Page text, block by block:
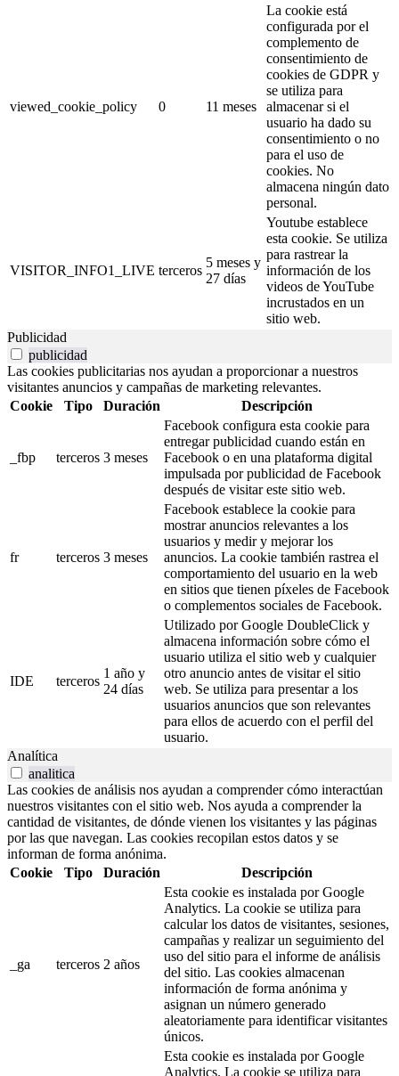
viewed_cookie_policy 0 11 meses
La cookie está
configurada por el
complemento de
consentimiento de
cookies de GDPR y
se utiliza para
almacenar si el
usuario ha dado su
consentimiento o no
para el uso de
cookies. No
almacena ningún dato
personal.
VISITOR_INFO1_LIVE terceros
5 meses y
27 días
Youtube establece
esta cookie. Se utiliza
para rastrear la
información de los
videos de YouTube
incrustados en un
sitio web.
Publicidad
publicidad
Las cookies publicitarias nos ayudan a proporcionar a nuestros
visitantes anuncios y campañas de marketing relevantes.
Cookie
Tipo Duración Descripción
_fbp terceros 3 meses
Facebook configura esta cookie para
entregar publicidad cuando están en
Facebook o en una plataforma digital
impulsada por publicidad de Facebook
después de visitar este sitio web.
fr terceros 3 meses
Facebook establece la cookie para
mostrar anuncios relevantes a los
usuarios y medir y mejorar los
anuncios. La cookie también rastrea el
comportamiento del usuario en la web
en sitios que tienen píxeles de Facebook
o complementos sociales de Facebook.
IDE terceros
1 año y
24 días
Utilizado por Google DoubleClick y
almacena información sobre cómo el
usuario utiliza el sitio web y cualquier
otro anuncio antes de visitar el sitio
web. Se utiliza para presentar a los
usuarios anuncios que son relevantes
para ellos de acuerdo con el perfil del
usuario.
Analítica
analitica
Las cookies de análisis nos ayudan a comprender cómo interactúan
nuestros visitantes con el sitio web. Nos ayuda a comprender la
cantidad de visitantes, de dónde vienen los visitantes y las páginas
por las que navegan. Las cookies recopilan estos datos y se
informan de forma anónima.
Cookie
Tipo Duración Descripción
_ga terceros 2 años
Esta cookie es instalada por Google
Analytics. La cookie se utiliza para
calcular los datos de visitantes, sesiones,
campañas y realizar un seguimiento del
uso del sitio para el informe de análisis
del sitio. Las cookies almacenan
información de forma anónima y
asignan un número generado
aleatoriamente para identificar visitantes
únicos.
Esta cookie es instalada por Google
Analytics. La cookie se utiliza para